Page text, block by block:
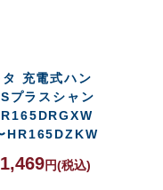
タ 充電式ハン
プラスシャン
HR165DZKW
円(税込)